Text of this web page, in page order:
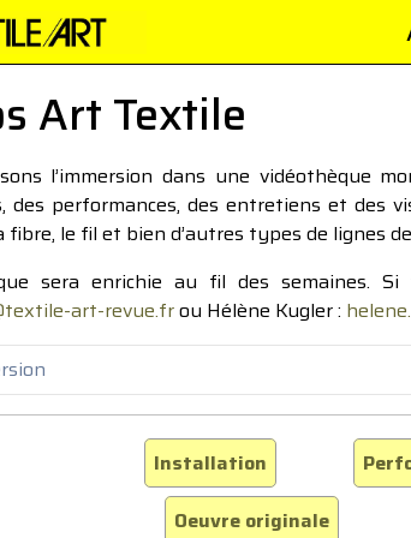
Art Textile
l’immersion dans une vidéothèque
des performances, des entretiens et des
fibre, le fil et bien d’autres types de lignes
sera enrichie au fil des semaines.
art-revue.frou Hélène Kugler :
Installation
Oeuvre originale